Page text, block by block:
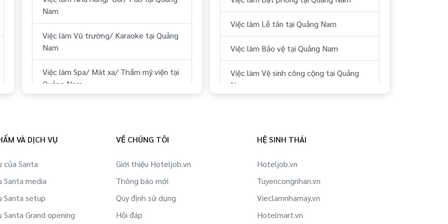
Việc làm Kỹ thuật tại Quảng Nam
Việc làm Lái xe tại Quảng Nam
Việc làm Lữ hành/ Du lịch (HDV, ĐH
Tour...) tại Quảng Nam
Việc làm Dự án BĐS/ Quản lý tòa nhà tại
Quảng Nam
Việc làm IT tại Quảng Nam
Việc làm Việc làm sinh viên tại Quảng
Nam
Việc làm Vũ trường/ Karaoke tại Quảng
Nam
Việc làm Spa/ Mát xa/ Thẩm mỹ viện tại
Quảng Nam
Việc làm Thể hình/ phòng tập tại Quảng
Nam
Việc làm Công ty Du lịch, lữ hành,
phòng vé tại Quảng Nam
Việc làm Hàng không/ Sân bay tại
Quảng Nam
Việc làm Lễ tân tại Quảng Nam
Việc làm Bảo vệ tại Quảng Nam
Việc làm Vệ sinh công cộng tại Quảng
Nam
Việc làm Phục vụ tại Quảng Nam
Việc làm Bếp Âu tại Quảng Nam
Việc làm Bếp bánh tại Quảng Nam
VÀ DỊCH VỤ
của Santa
Santa media
Santa setup
Santa Grand opening
VỀ CHÚNG TÔI
Giới thiệu Hoteljob.vn
Thông báo mới
Quy định sử dụng
Hỏi đáp
HỆ SINH THÁI
Hoteljob.vn
Tuyencongnhan.vn
Vieclamnhamay.vn
Hotelmart.vn